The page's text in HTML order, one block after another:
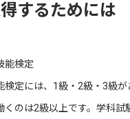
するためには
能検定
検定には、1級・2級・3級
くのは2級以上です。学科